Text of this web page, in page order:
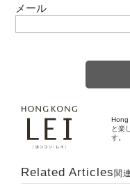
メール
Hong
と楽
す。
Related Articles 関